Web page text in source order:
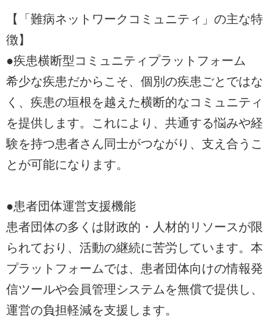
【「難病ネットワークコミュニティ」の主な特
徴】
●疾患横断型コミュニティプラットフォーム
希少な疾患だからこそ、個別の疾患ごとではな
く、疾患の垣根を越えた横断的なコミュニティ
を提供します。これにより、共通する悩みや経
験を持つ患者さん同士がつながり、支え合うこ
とが可能になります。
●患者団体運営支援機能
患者団体の多くは財政的・人材的リソースが限
られており、活動の継続に苦労しています。本
プラットフォームでは、患者団体向けの情報発
信ツールや会員管理システムを無償で提供し、
運営の負担軽減を支援します。